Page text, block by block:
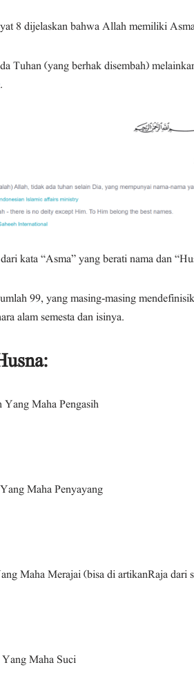
8 dijelaskan bahwa Allah memiliki
Tuhan (yang berhak disembah)
.
kata “Asma” yang berati nama dan
99, yang masing-masing
alam semesta dan isinya.
Maha Pengasih
Maha Penyayang
Maha Merajai (bisa di artikanRaja dari
Maha Suci